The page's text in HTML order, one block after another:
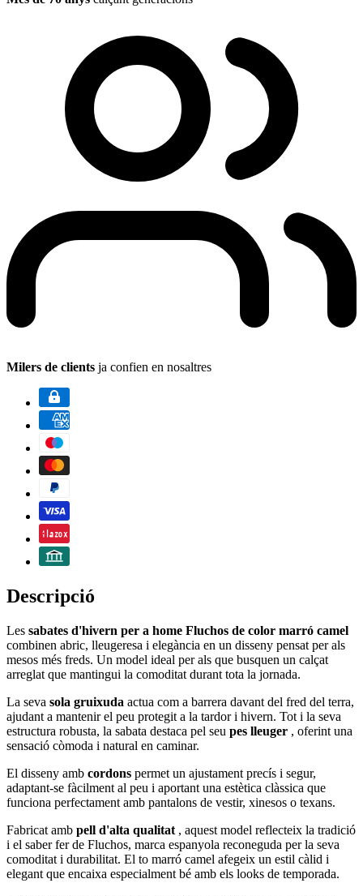
Milers de clients ja confien en nosaltres
Descripció
Les sabates d'hivern per a home Fluchos de color marró camel
combinen abric, lleugeresa i elegància en un disseny pensat per als
mesos més freds. Un model ideal per als que busquen un calçat
arreglat que mantingui la comoditat durant tota la jornada.
La seva sola gruixuda actua com a barrera davant del fred del terra,
ajudant a mantenir el peu protegit a la tardor i hivern. Tot i la seva
estructura robusta, la sabata destaca pel seu pes lleuger , oferint una
sensació còmoda i natural en caminar.
El disseny amb cordons permet un ajustament precís i segur,
adaptant-se fàcilment al peu i aportant una estètica clàssica que
funciona perfectament amb pantalons de vestir, xinesos o texans.
Fabricat amb pell d'alta qualitat , aquest model reflecteix la tradició
i el saber fer de Fluchos, marca espanyola reconeguda per la seva
comoditat i durabilitat. El to marró camel afegeix un estil càlid i
elegant que encaixa especialment bé amb els looks de temporada.